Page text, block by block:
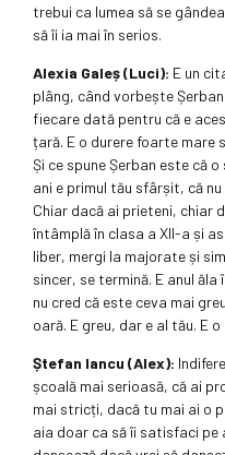
trebui ca lumea să se
să îi ia mai în serios.
Alexia Galeș (Luci): E un
plâng, când vorbește
fiecare dată pentru că e
țară. E o durere foarte mare
Și ce spune Șerban este că
ani e primul tău sfârșit, că
Chiar dacă ai prieteni, chiar
întâmplă în clasa a XII-a și
liber, mergi la majorate și
sincer, se termină. E anul
nu cred că este ceva mai
oară. E greu, dar e al tău. E
Ștefan Iancu (Alex):
școală mai serioasă, că ai
mai stricți, dacă tu mai ai o
aia doar ca să îi satisfaci pe